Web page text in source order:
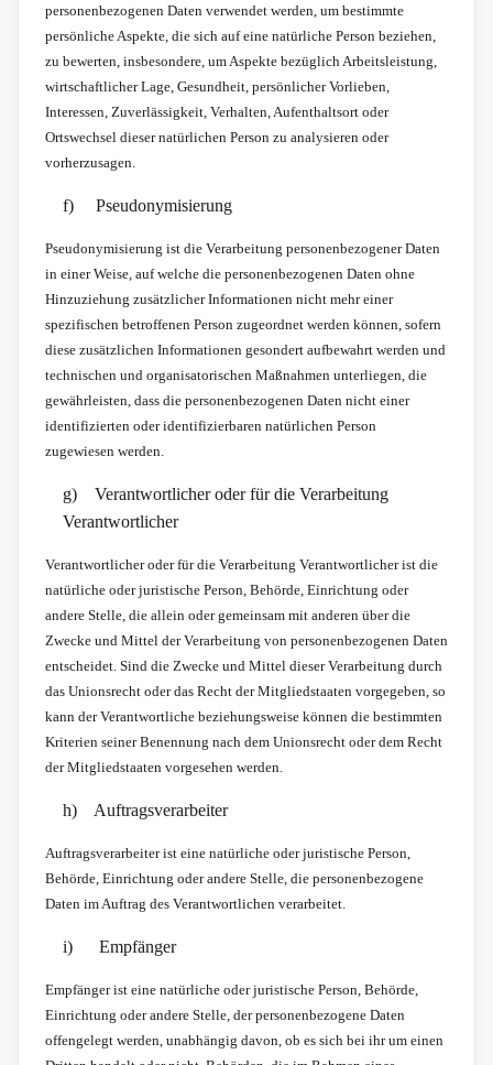
personenbezogenen Daten verwendet werden, um bestimmte
persönliche Aspekte, die sich auf eine natürliche Person beziehen,
zu bewerten, insbesondere, um Aspekte bezüglich Arbeitsleistung,
wirtschaftlicher Lage, Gesundheit, persönlicher Vorlieben,
Interessen, Zuverlässigkeit, Verhalten, Aufenthaltsort oder
Ortswechsel dieser natürlichen Person zu analysieren oder
vorherzusagen.
f) Pseudonymisierung
Pseudonymisierung ist die Verarbeitung personenbezogener Daten
in einer Weise, auf welche die personenbezogenen Daten ohne
Hinzuziehung zusätzlicher Informationen nicht mehr einer
spezifischen betroffenen Person zugeordnet werden können, sofern
diese zusätzlichen Informationen gesondert aufbewahrt werden und
technischen und organisatorischen Maßnahmen unterliegen, die
gewährleisten, dass die personenbezogenen Daten nicht einer
identifizierten oder identifizierbaren natürlichen Person
zugewiesen werden.
g) Verantwortlicher oder für die Verarbeitung
Verantwortlicher
Verantwortlicher oder für die Verarbeitung Verantwortlicher ist die
natürliche oder juristische Person, Behörde, Einrichtung oder
andere Stelle, die allein oder gemeinsam mit anderen über die
Zwecke und Mittel der Verarbeitung von personenbezogenen Daten
entscheidet. Sind die Zwecke und Mittel dieser Verarbeitung durch
das Unionsrecht oder das Recht der Mitgliedstaaten vorgegeben, so
kann der Verantwortliche beziehungsweise können die bestimmten
Kriterien seiner Benennung nach dem Unionsrecht oder dem Recht
der Mitgliedstaaten vorgesehen werden.
h) Auftragsverarbeiter
Auftragsverarbeiter ist eine natürliche oder juristische Person,
Behörde, Einrichtung oder andere Stelle, die personenbezogene
Daten im Auftrag des Verantwortlichen verarbeitet.
i) Empfänger
Empfänger ist eine natürliche oder juristische Person, Behörde,
Einrichtung oder andere Stelle, der personenbezogene Daten
offengelegt werden, unabhängig davon, ob es sich bei ihr um einen